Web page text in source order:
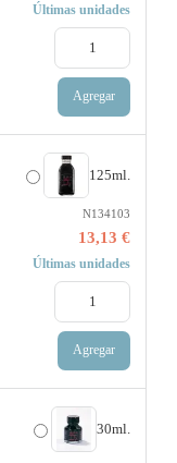
Últimas unidades
Agregar
125ml.
N134103
13,13 €
Últimas unidades
Agregar
30ml.